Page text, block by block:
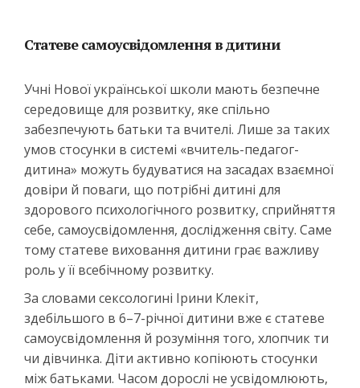
Статеве самоусвідомлення в дитини
Учні Нової української школи мають безпечне
середовище для розвитку, яке спільно
забезпечують батьки та вчителі. Лише за таких
умов стосунки в системі «вчитель-педагог-
дитина» можуть будуватися на засадах взаємної
довіри й поваги, що потрібні дитині для
здорового психологічного розвитку, сприйняття
себе, самоусвідомлення, дослідження світу. Саме
тому статеве виховання дитини грає важливу
роль у її всебічному розвитку.
За словами сексологині Ірини Клекіт,
здебільшого в 6–7-річної дитини вже є статеве
самоусвідомлення й розуміння того, хлопчик ти
чи дівчинка. Діти активно копіюють стосунки
між батьками. Часом дорослі не усвідомлюють,